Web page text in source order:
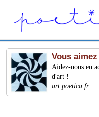
Vous
Aidez-nous en
d'art !
art.poetica.fr